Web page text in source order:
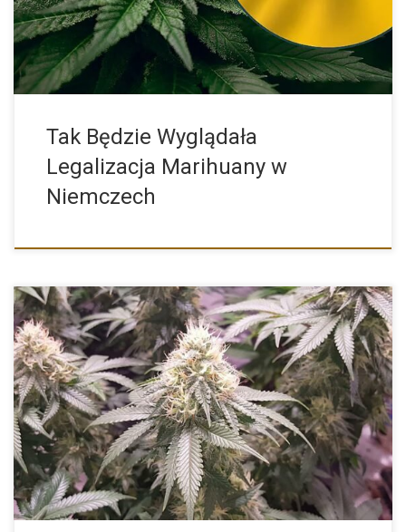
Tak Będzie Wyglądała
Legalizacja Marihuany w
Niemczech
Jednymi z najpopularniejszych i najbardziej rozpoznawalnych
odmian konopi na świecie […]